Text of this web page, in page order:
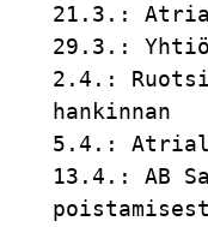
21.3.:
2.4.:
5.4.:
13.4.: AB